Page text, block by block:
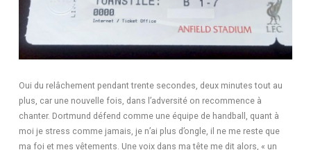
Oui du relâchement pendant trente secondes, deux minutes tout au
plus, car une nouvelle fois, dans l’adversité on recommence à
chanter. Dortmund défend comme une équipe de handball, quant à
moi je stress comme jamais, je n’ai plus d’ongle, il ne me reste que
ma foi et mes vêtements. Une voix dans ma tête me dit alors, « un